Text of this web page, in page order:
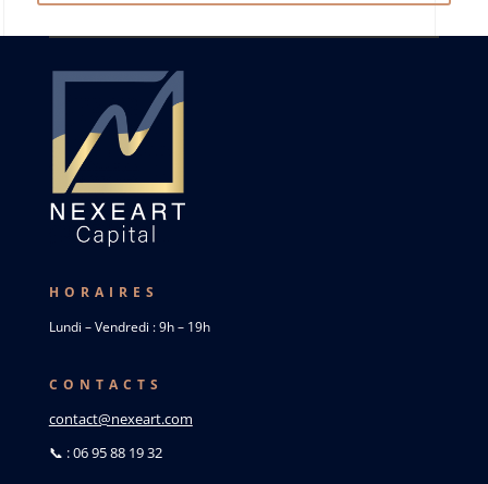
HORAIRES
Lundi – Vendredi : 9h – 19h
CONTACTS
contact@nexeart.com
📞 : 06 95 88 19 32